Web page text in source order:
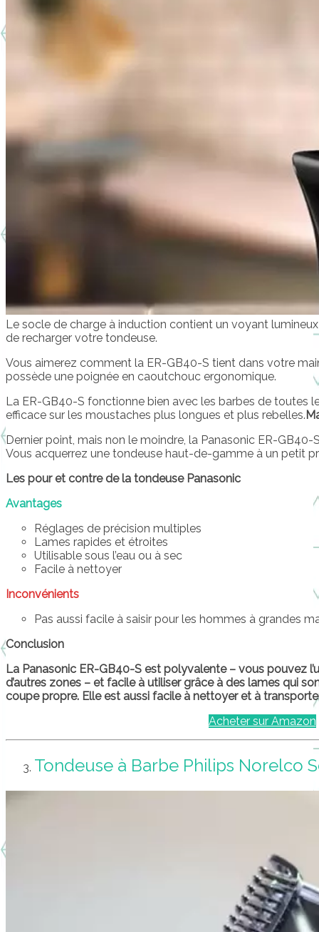
Le socle de charge à induction contient un voyant
de recharger votre tondeuse.
Vous aimerez comment la ER-GB40-S tient dans votre
possède une poignée en caoutchouc ergonomique.
La ER-GB40-S fonctionne bien avec les barbes de toutes
efficace sur les moustaches plus longues et plus rebelles.
Dernier point, mais non le moindre, la Panasonic ER-GB40-
Vous acquerrez une tondeuse haut-de-gamme à un petit
Les pour et contre de la tondeuse Panasonic
Avantages
Réglages de précision multiples
Lames rapides et étroites
Utilisable sous l’eau ou à sec
Facile à nettoyer
Inconvénients
Pas aussi facile à saisir pour les hommes à grandes
Conclusion
La Panasonic ER-GB40-S est polyvalente – vous pouvez
d’autres zones – et facile à utiliser grâce à des lames qui
coupe propre. Elle est aussi facile à nettoyer et à
Acheter sur Amazon
Tondeuse à Barbe Philips Norelco